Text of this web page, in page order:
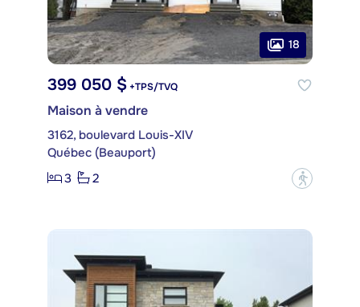
18
399 050 $ +TPS/TVQ
Maison à vendre
3162, boulevard Louis-XIV
Québec (Beauport)
3
2 ?